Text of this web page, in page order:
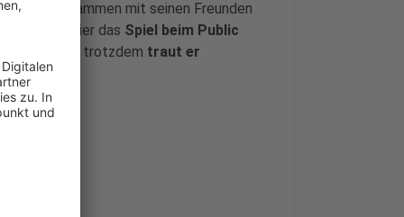
Jan zusammen mit seinen Freunden
, um hier das Spiel beim Public
aufgeregt, trotzdem traut er
zu